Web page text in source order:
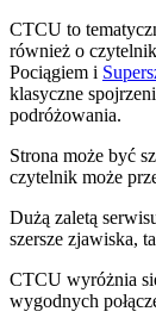
CTCU to
również o
Pociągiem i
klasyczne
podróżowania.
Strona może być
czytelnik może
Dużą zaletą
szersze zjawiska,
CTCU wyróżnia
wygodnych